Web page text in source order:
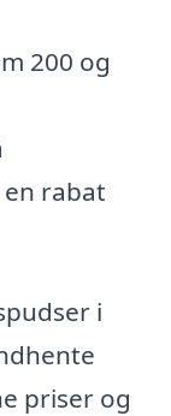
200 og
rabat
i
priser og